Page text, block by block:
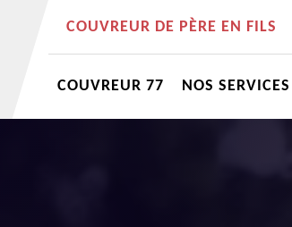
COUVREUR DE PÈRE EN FILS
COUVREUR 77 NOS SERVICES